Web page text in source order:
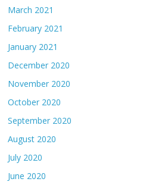
March 2021
February 2021
January 2021
December 2020
November 2020
October 2020
September 2020
August 2020
July 2020
June 2020